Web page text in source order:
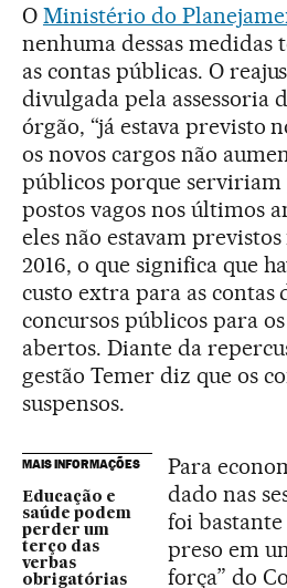
O Ministério do
nenhuma dessas medidas
as contas públicas. O
divulgada pela assessoria
órgão, “já estava previsto
os novos cargos não
públicos porque
postos vagos nos últimos
eles não estavam
2016, o que significa que
custo extra para as contas
concursos públicos para
abertos. Diante da
gestão Temer diz que os
suspensos.
MAIS INFORMAÇÕES
Educação e
saúde podem
perder um
terço das
verbas
obrigatórias
Para
dado nas
foi
preso em
força” do